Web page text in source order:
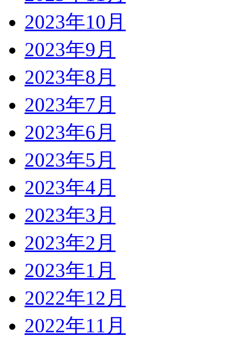
2023年10月
2023年9月
2023年8月
2023年7月
2023年6月
2023年5月
2023年4月
2023年3月
2023年2月
2023年1月
2022年12月
2022年11月